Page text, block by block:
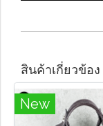
สินค้าเกี่ยวข้อง
New